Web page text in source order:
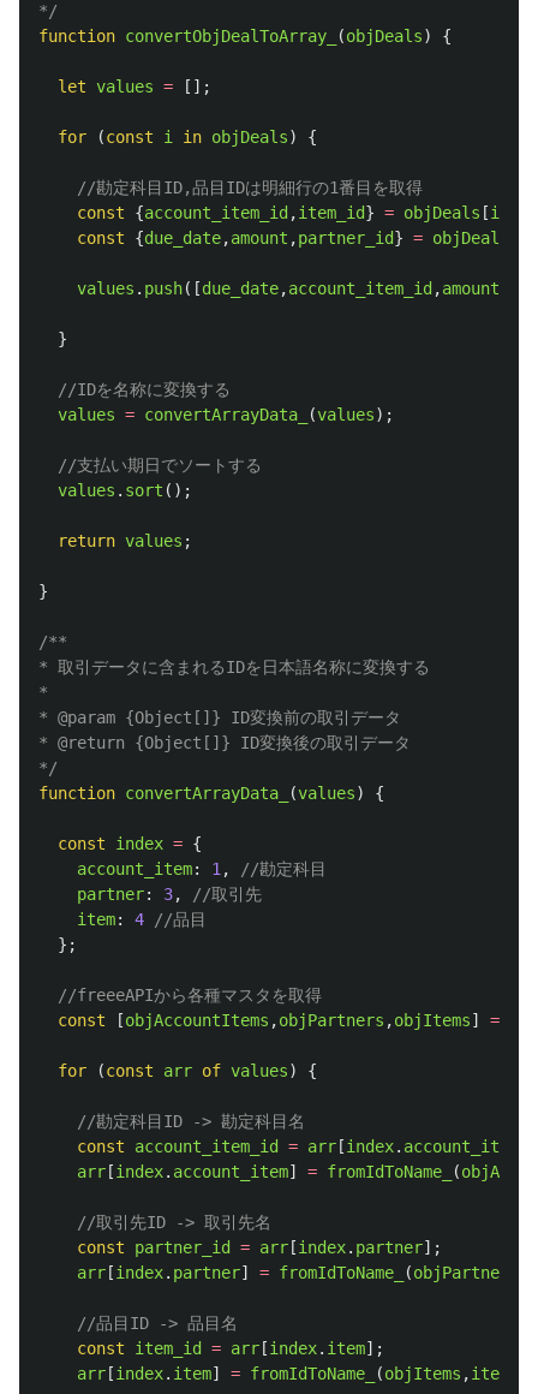
*/
function convertObjDealToArray_ (objDeals) {
let values = [];
for (const i in objDeals) {
//勘定科目ID,品目IDは明細行の1番目を取得
const
{account_item_id ,item_id} = objDeals [i
const
{due_date,amount ,partner_id} = objDeals
values . push([due_date,account_item_id ,amount
}
//IDを名称に変換する
values = convertArrayData_ (values);
//支払い期日でソートする
values . sort ();
return values ;
}
/**
* 取引データに含まれるIDを日本語名称に変換する
*
* @param {Object[]} ID変換前の取引データ
* @return {Object[]} ID変換後の取引データ
*/
function convertArrayData_ (values) {
const index = {
account_item: 1 ,
//勘定科目
partner: 3,
//取引先
item: 4
//品目
};
//freeeAPIから各種マスタを取得
const
[objAccountItems ,objPartners ,objItems] =
for (const arr of values) {
//勘定科目ID -> 勘定科目名
const
account_item_id = arr [index. account_item
arr [index. account_item] = fromIdToName_ (
//取引先ID -> 取引先名
const
partner_id = arr [index. partner];
arr [index. partner] = fromIdToName_ (objPartners
//品目ID -> 品目名
const
item_id = arr [index. item];
arr [index. item] = fromIdToName_ (objItems ,item_id